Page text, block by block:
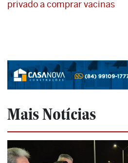
privado a comprar vacinas
Mais Notícias